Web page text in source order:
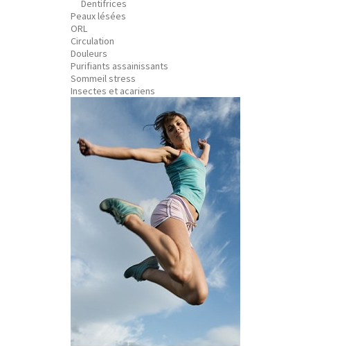
Dentifrices
Peaux lésées
ORL
Circulation
Douleurs
Purifiants assainissants
Sommeil stress
Insectes et acariens